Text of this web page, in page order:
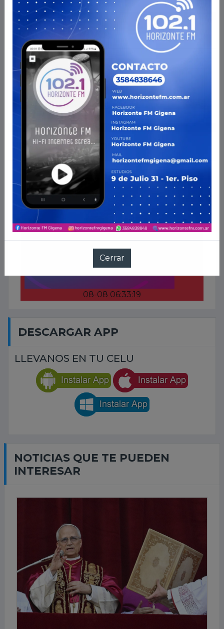
RADIO EN VIVO
PROGRAMACION
AHORA EN VIVO
2026-
08-08 06:33:19
DESCARGAR APP
LLEVANOS EN TU CELU
NOTICIAS QUE TE PUEDEN
INTERESAR
Cerrar